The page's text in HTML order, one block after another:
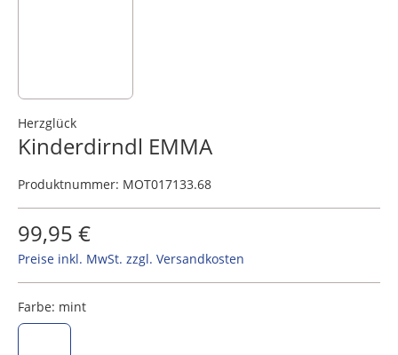
Herzglück
Kinderdirndl EMMA
Produktnummer: MOT017133.68
99,95 €
Preise inkl. MwSt. zzgl. Versandkosten
Farbe: mint